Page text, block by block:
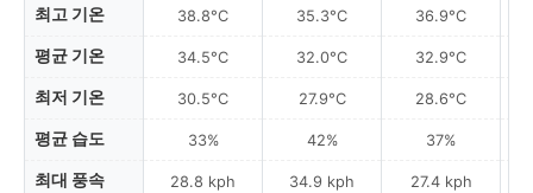
최고 기온
평균 기온
최저 기온
평균 습도
최대 풍속
38.8°C
34.5°C
30.5°C
33%
28.8 kph
35.3°C
32.0°C
27.9°C
42%
34.9 kph
36.9°C
32.9°C
28.6°C
37%
27.4 kph